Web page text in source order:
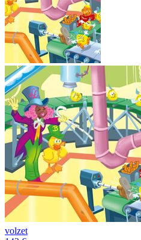
volzet